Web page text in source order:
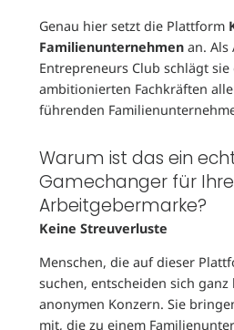
Genau hier setzt die Plattform
Familienunternehmen an. Als
Entrepreneurs Club schlägt
ambitionierten Fachkräften
führenden
Warum ist das ein
Gamechanger für Ihre
Arbeitgebermarke?
Keine Streuverluste
Menschen, die auf dieser
suchen, entscheiden sich
anonymen Konzern. Sie
mit, die zu einem